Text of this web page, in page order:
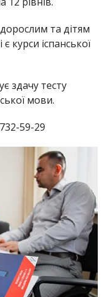
та дітям
курси іспанської
здачу тесту
мови.
59-29